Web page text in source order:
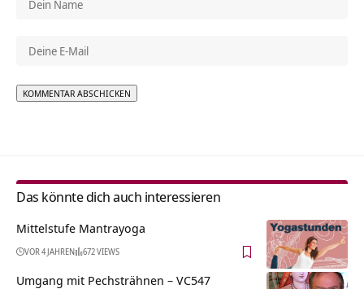
Das könnte dich auch interessieren
Mittelstufe Mantrayoga
VOR 4 JAHREN 672 VIEWS
Umgang mit Pechsträhnen – VC547